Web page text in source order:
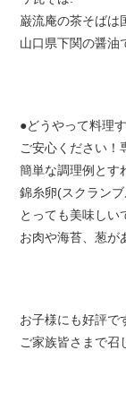
巌流庵の茶そばは
山口県下関の醤油
●どうやって料理
ご安心ください！
簡単な調理例とす
錦糸卵(スクラン
とっても美味しい
お肉や海苔、葱が
お子様にも好評で
ご家族皆さまで召